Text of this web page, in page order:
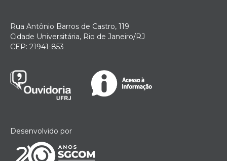
Rua Antônio Barros de Castro, 119
Cidade Universitária, Rio de Janeiro/RJ
CEP: 21941-853
Desenvolvido por